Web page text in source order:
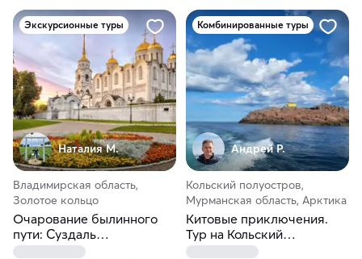
Экскурсионные туры
Наталия М.
Владимирская область,
Золотое кольцо
Очарование былинного
пути: Суздаль
— Владимир — Муром —
Комбинированные туры
Андрей Р.
Кольский полуостров,
Мурманская область, Арктика
Китовые приключения.
Тур на Кольский
полуостров